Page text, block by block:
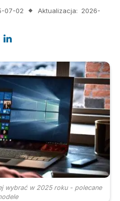
07-02 Aktualizacja: 2026-
wybrać w 2025 roku - polecane